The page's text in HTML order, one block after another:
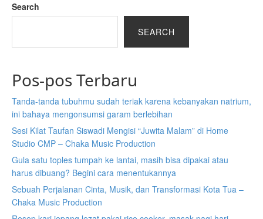
Search
SEARCH
Pos-pos Terbaru
Tanda-tanda tubuhmu sudah teriak karena kebanyakan natrium,
ini bahaya mengonsumsi garam berlebihan
Sesi Kilat Taufan Siswadi Mengisi “Juwita Malam” di Home
Studio CMP – Chaka Music Production
Gula satu toples tumpah ke lantai, masih bisa dipakai atau
harus dibuang? Begini cara menentukannya
Sebuah Perjalanan Cinta, Musik, dan Transformasi Kota Tua –
Chaka Music Production